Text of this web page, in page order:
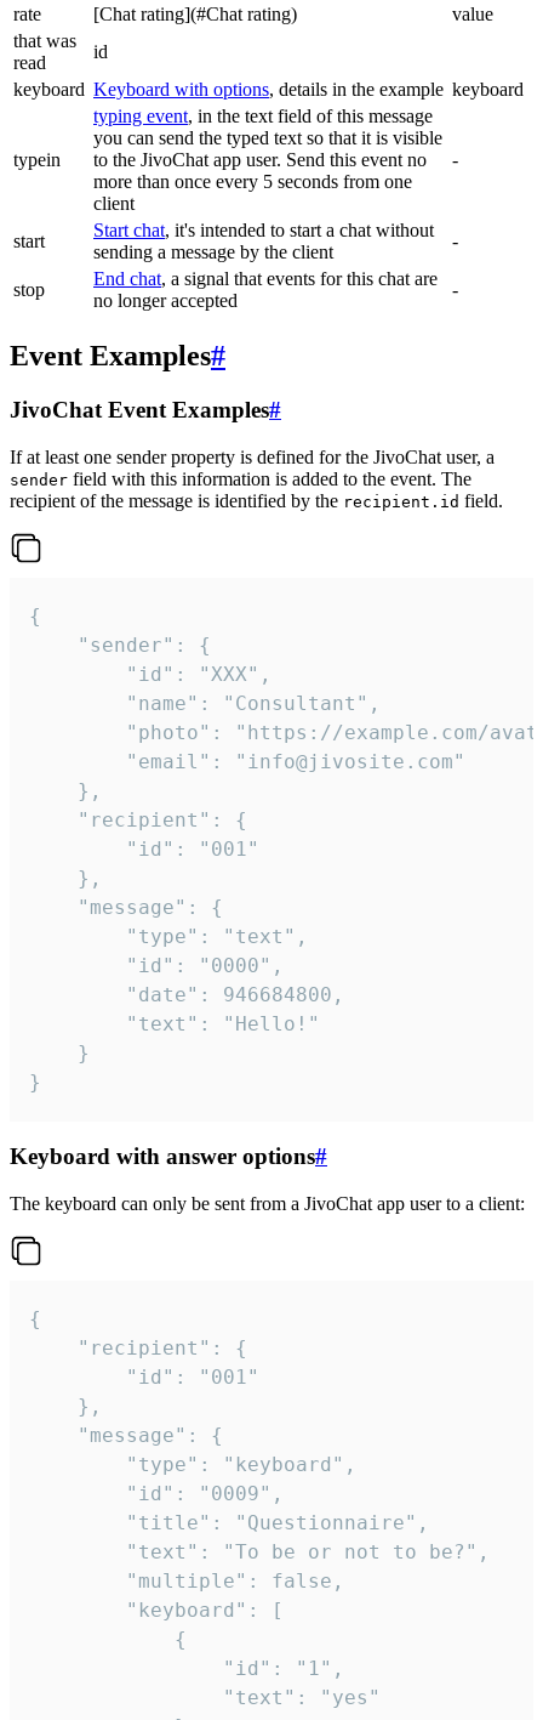
rate
[Chat rating](#Chat rating)
value
that was
read
id
keyboard Keyboard with options, details in the example keyboard
typein
typing event, in the text field of this message
you can send the typed text so that it is visible
to the JivoChat app user. Send this event no
more than once every 5 seconds from one
client
-
start
Start chat, it's intended to start a chat without
sending a message by the client
-
stop
End chat, a signal that events for this chat are
no longer accepted
-
Event Examples#
JivoChat Event Examples#
If at least one sender property is defined for the JivoChat user, a
sender field with this information is added to the event. The
recipient of the message is identified by the recipient.id field.
{
}
Keyboard with answer options#
The keyboard can only be sent from a JivoChat app user to a client:
{